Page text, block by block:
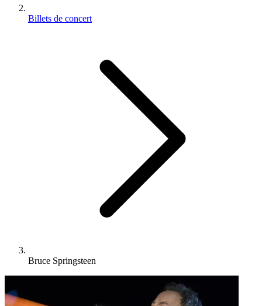
Billets de concert
Bruce Springsteen